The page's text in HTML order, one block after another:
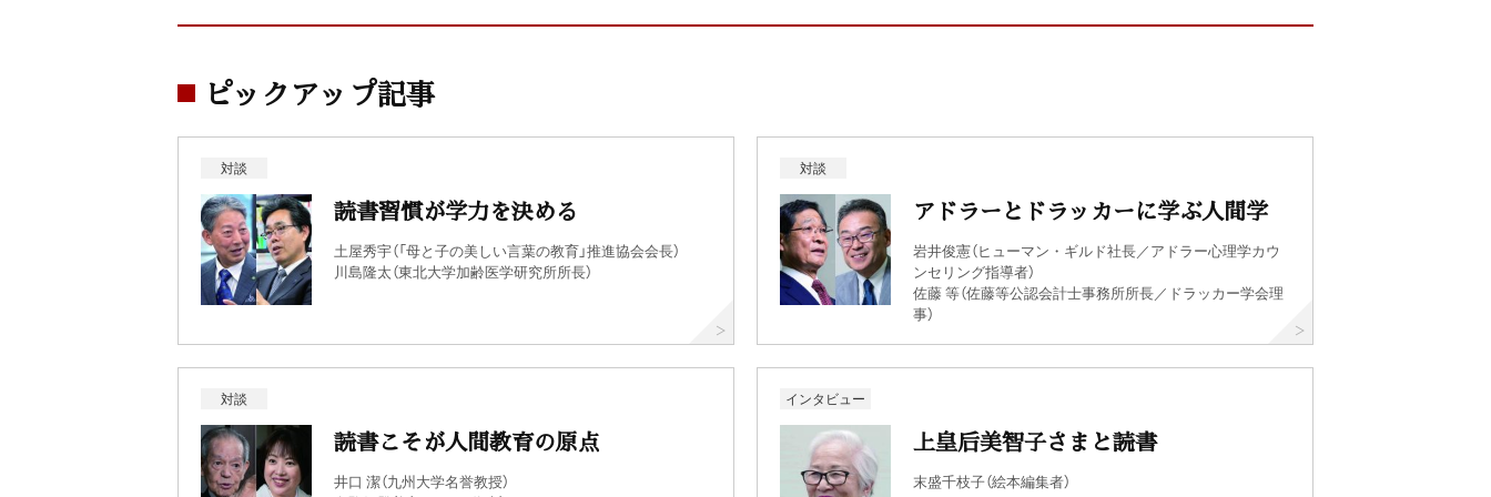
ピックアップ記事
対談
読書習慣が学力を決める
土屋秀宇（「母と子の美しい言葉の教育」推進協会会長）
川島隆太（東北大学加齢医学研究所所長）
対談
アドラーとドラッカーに学ぶ人間学
岩井俊憲（ヒューマン・ギルド社長／アドラー心理学カウ
ンセリング指導者）
佐藤 等（佐藤等公認会計士事務所所長／ドラッカー学会理
事）
対談
読書こそが人間教育の原点
井口 潔（九州大学名誉教授）
インタビュー
上皇后美智子さまと読書
末盛千枝子（絵本編集者）